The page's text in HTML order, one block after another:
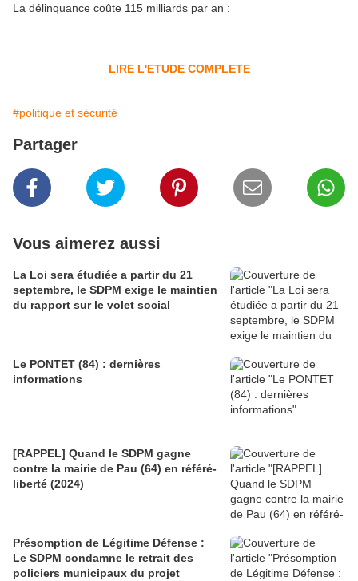
La délinquance coûte 115 milliards par an :
LIRE L'ETUDE COMPLETE
#politique et sécurité
Partager
Vous aimerez aussi
La Loi sera étudiée a partir du 21
septembre, le SDPM exige le maintien
du rapport sur le volet social
Le PONTET (84) : dernières
informations
[RAPPEL] Quand le SDPM gagne
contre la mairie de Pau (64) en référé-
liberté (2024)
Présomption de Légitime Défense :
Le SDPM condamne le retrait des
policiers municipaux du projet